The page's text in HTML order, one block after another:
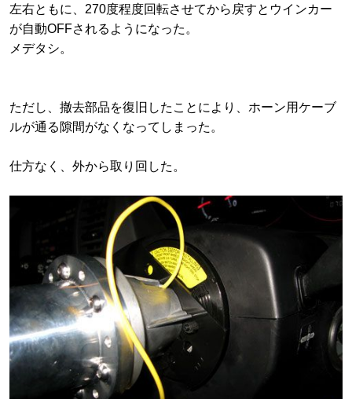
左右ともに、270度程度回転させてから戻すとウインカー
が自動OFFされるようになった。
メデタシ。
ただし、撤去部品を復旧したことにより、ホーン用ケーブ
ルが通る隙間がなくなってしまった。
仕方なく、外から取り回した。